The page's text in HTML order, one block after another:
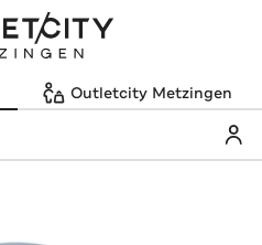
Outletcity Metzingen